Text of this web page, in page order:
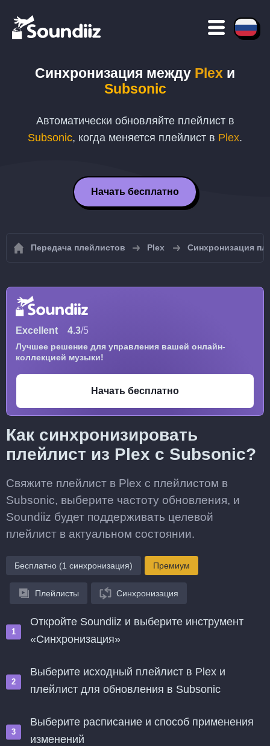
Синхронизация между Plex и
Subsonic
Автоматически обновляйте плейлист в
Subsonic, когда меняется плейлист в Plex.
Начать бесплатно
Передача плейлистов Plex Синхронизация
Excellent 4.3/5
Лучшее решение для управления вашей онлайн-
коллекцией музыки!
Начать бесплатно
Как синхронизировать
плейлист из Plex с Subsonic?
Свяжите плейлист в Plex с плейлистом в
Subsonic, выберите частоту обновления, и
Soundiiz будет поддерживать целевой
плейлист в актуальном состоянии.
Бесплатно (1 синхронизация) Премиум
Плейлисты Синхронизация
Откройте Soundiiz и выберите инструмент
«Синхронизация»
Выберите исходный плейлист в Plex и
плейлист для обновления в Subsonic
Выберите расписание и способ применения
изменений